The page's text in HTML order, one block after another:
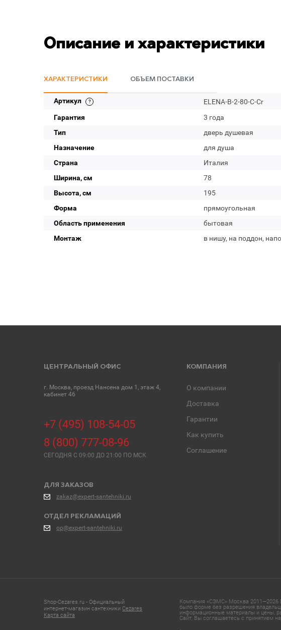
Описание и характеристики
ХАРАКТЕРИСТИКИ ОБЪЕМ ПОСТАВКИ
Артикул
ELENA-B-2-80-C-Cr
Гарантия
3 года
Тип
дверь душевая
Назначение
для душа
Страна
Италия
Ширина, см
78
Высота, см
195
Форма
прямоугольная
Область применения
бытовая
Монтаж
в нишу, на поддон,
ЦЕНТРАЛЬНЫЙ ОФИС
г. Москва, проезд Нансена дом 1, этаж 4,
кабинет 46
+7 (495) 108-54-05
8 (800) 777-08-96
СЕГОДНЯ C 09:00 ДО 21:00 ПО МСК
ДЛЯ ЗАКАЗОВ
zakaz@expert-santehniki.ru
ОТДЕЛ РЕКЛАМАЦИЙ
op@expert-santehniki.ru
КОМПАНИЯ
О компании
Доставка
Гарантии
Как купить
Соглашение
Shop-Cezares.ru - Официальный
интернет-магазин сантехники Cezares
Карта сайта
Компания «СЭМС» Москва 2011—2026
было форме без разрешения
информационные материалы и цены,
Сайт, Вы соглашаетесь с принятием